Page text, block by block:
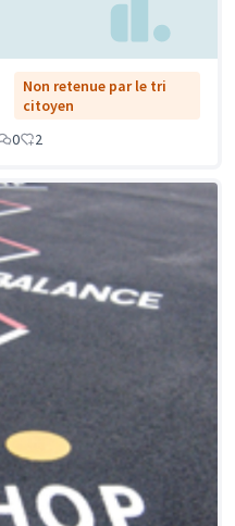
Non retenue par le tri
citoyen
0 2